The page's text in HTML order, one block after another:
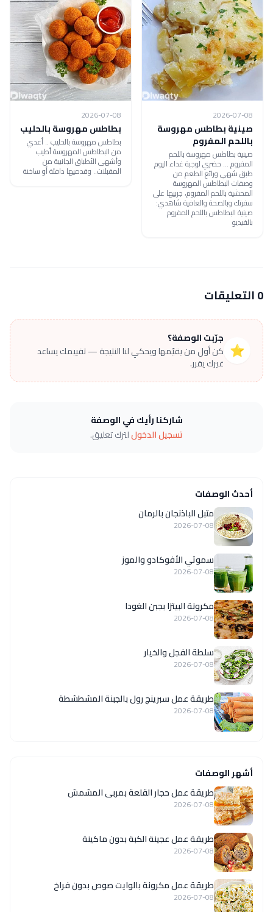
2026-07-08
صينية بطاطس مهروسة
باللحم المفروم
صينية بطاطس مهروسة باللحم
المفروم ... حضري لوجبة غداء اليوم
طبق شهي ورائع الطعم من
وصفات البطاطس المهروسة
المحشية باللحم المفروم، جربيها على
سفرتك وبالصحة والعافية شاهدي:
صينية البطاطس باللحم المفروم
بالفيديو
2026-07-08
بطاطس مهروسة بالحليب
بطاطس مهروسة بالحليب .. أعدي
من البطاطس المهروسة أطيب
وأشهى الأطباق الجانبية من
المقبلات.. وقدميها دافئة أو ساخنة
0 التعليقات
⭐
جرّبت الوصفة؟
كن أول من يقيّمها ويحكي لنا النتيجة — تقييمك يساعد
غيرك يقرر.
شاركنا رأيك في الوصفة
تسجيل الدخوللترك تعليق.
أحدث الوصفات
متبل الباذنجان بالرمان
2026-07-08
سموثي الأفوكادو والموز
2026-07-08
مكرونة البيتزا بجبن الغودا
2026-07-08
سلطة الفجل والخيار
2026-07-08
طريقة عمل سبرينج رول بالجبنة المشطشطة
2026-07-08
أشهر الوصفات
طريقة عمل حجار القلعة بمربى المشمش
2026-07-08
طريقة عمل عجينة الكبة بدون ماكينة
2026-07-08
طريقة عمل مكرونة بالوايت صوص بدون فراخ
2026-07-08